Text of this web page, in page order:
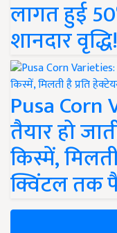
लागत हुई
शानदार वृद्धि!
Pusa
तैयार हो
किस्में,
क्विंटल तक